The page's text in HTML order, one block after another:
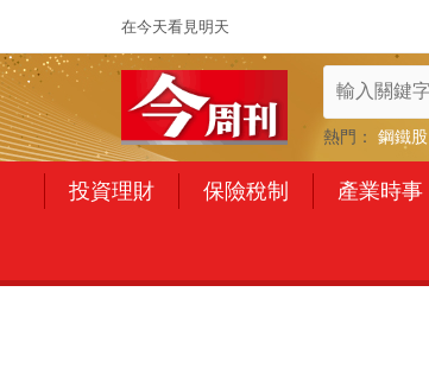
在今天看見明天
熱門： 鋼鐵股
投資理財 保險稅制 產業時事